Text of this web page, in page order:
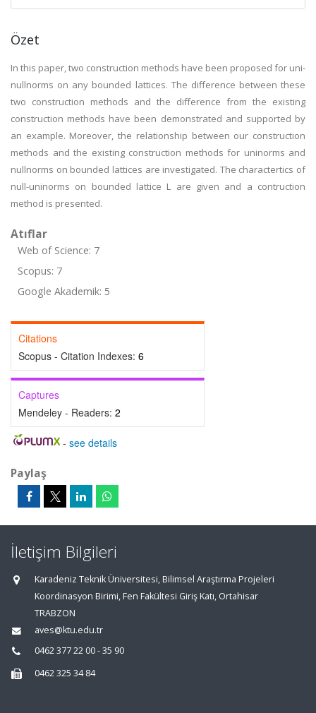
Özet
In this paper, two construction methods have been proposed for uni-
nullnorms on any bounded lattices. The difference between these
two construction methods and the difference from the existing
construction methods have been demonstrated and supported by
an example. Moreover, the relationship between our construction
methods and the existing construction methods for uninorms and
nullnorms on bounded lattices are investigated. The charactertics of
null-uninorms on bounded lattice L are given and a contruction
method is presented.
Atıflar
Web of Science: 7
Scopus: 7
Google Akademik: 5
Citations
Scopus - Citation Indexes: 6
Captures
Mendeley - Readers: 2
- see details
Paylaş
İletişim Bilgileri
Karadeniz Teknik Üniversitesi, Bilimsel Araştırma Projeleri
Koordinasyon Birimi, Fen Fakültesi Giriş Katı, Ortahisar
TRABZON
aves@ktu.edu.tr
0462 377 22 00 - 35 90
0462 325 34 84